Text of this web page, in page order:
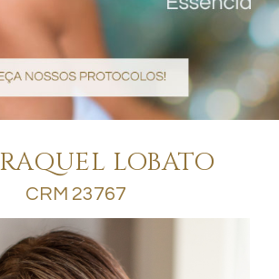
LOBATO
CRM 23767